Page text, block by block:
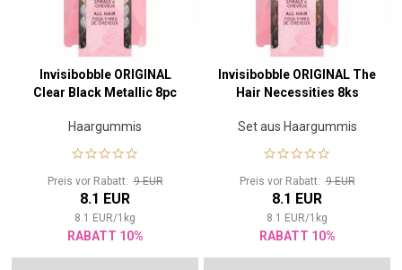
Invisibobble ORIGINAL
Clear Black Metallic 8pc
Haargummis
Preis vor Rabatt:9 EUR
8.1 EUR
8.1 EUR/1 kg
RABATT 10%
Invisibobble ORIGINAL The
Hair Necessities 8ks
Set aus Haargummis
Preis vor Rabatt:9 EUR
8.1 EUR
8.1 EUR/1 kg
RABATT 10%